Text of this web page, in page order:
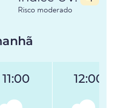
Risco moderado
11:00 12:00